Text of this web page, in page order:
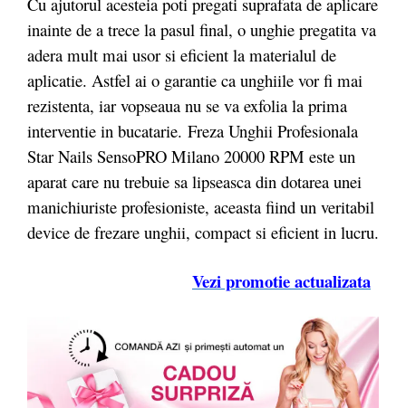
inainte de a trece la pasul final, o unghie pregatita va
adera mult mai usor si eficient la materialul de
aplicatie. Astfel ai o garantie ca unghiile vor fi mai
rezistenta, iar vopseaua nu se va exfolia la prima
interventie in bucatarie. Freza Unghii Profesionala
Star Nails SensoPRO Milano 20000 RPM este un
aparat care nu trebuie sa lipseasca din dotarea unei
manichiuriste profesioniste, aceasta fiind un veritabil
device de frezare unghii, compact si eficient in lucru.
Vezi promotie actualizata